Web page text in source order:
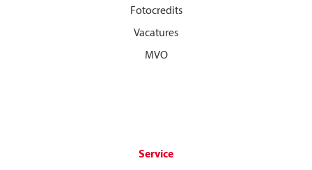
Fotocredits
Vacatures
MVO
Service